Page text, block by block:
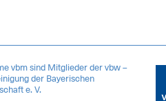
vbm sind Mitglieder der vbw –
der Bayerischen
e. V.